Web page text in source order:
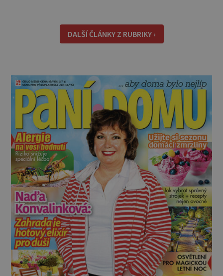
pracujete na směny. Noční práce či jakékoli
nepřirozené bdě
DALŠÍ ČLÁNKY Z RUBRIKY ›